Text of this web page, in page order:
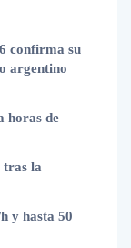
confirma su
argentino
horas de
tras la
y hasta 50